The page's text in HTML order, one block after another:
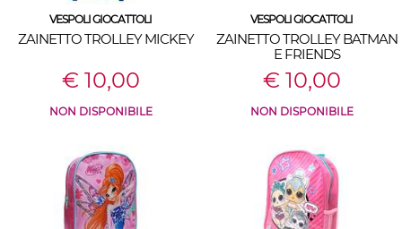
VESPOLI GIOCATTOLI
ZAINETTO TROLLEY MICKEY
€ 10,00
NON DISPONIBILE
VESPOLI GIOCATTOLI
ZAINETTO TROLLEY BATMAN
E FRIENDS
€ 10,00
NON DISPONIBILE